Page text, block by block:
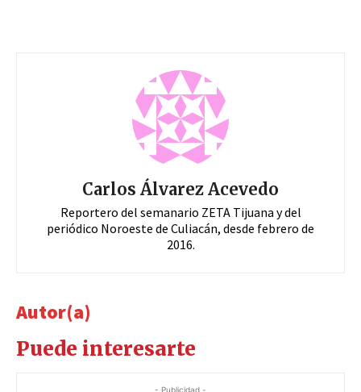
Carlos Álvarez Acevedo
Reportero del semanario ZETA Tijuana y del
periódico Noroeste de Culiacán, desde febrero de
2016.
Autor(a)
Puede interesarte
- Publicidad -